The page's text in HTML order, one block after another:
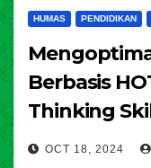
HUMAS PENDIDIKAN
Berbasis
Thinking
Jakarta
OCT 18, 2024